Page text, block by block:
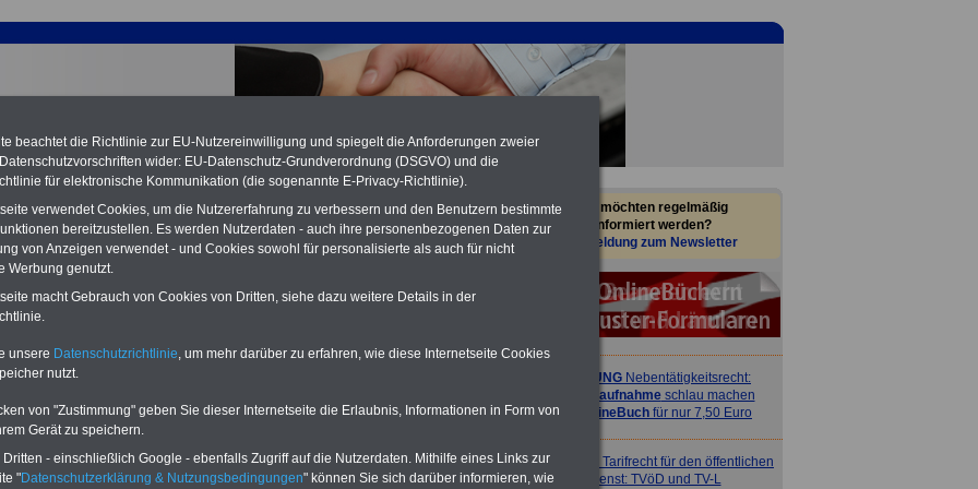
(BAT): § 24 Vorübergehende
einer höherwertigen Tätigkeit
Neu aufgelegt: Oktober 2025
Zum Komplettpreis von nur 15,00
Euro (inkl. MwSt.) bei einer Laufzeit
wichtigen Fragen zum Öffentlichen
Dienst auf dem Laufenden, u.a.
Sie möchten regelmäßig
informiert werden?
Anmeldung zum Newsletter
ACHTUNG Nebentätigkeitsrecht:
vor Jobaufnahmeschlau machen
>>>
OnlineBuch für nur 7,50 Euro
ACHTUNG
Tarifrecht für den öffentlichen
Dienst: TVöD und TV-L
beachtet die Richtlinie zur EU-Nutzereinwilligung und spiegelt die Anforderungen zweier
wider: EU-Datenschutz-Grundverordnung (DSGVO) und die
für elektronische Kommunikation (die sogenannte E-Privacy-Richtlinie).
verwendet Cookies, um die Nutzererfahrung zu verbessern und den Benutzern bestimmte
bereitzustellen. Es werden Nutzerdaten - auch ihre personenbezogenen Daten zur
von Anzeigen verwendet - und Cookies sowohl für personalisierte als auch für nicht
Werbung genutzt.
macht Gebrauch von Cookies von Dritten, siehe dazu weitere Details in der
unsere Datenschutzrichtlinie, um mehr darüber zu erfahren, wie diese Internetseite Cookies
nutzt.
von "Zustimmung" geben Sie dieser Internetseite die Erlaubnis, Informationen in Form von
Gerät zu speichern.
- einschließlich Google - ebenfalls Zugriff auf die Nutzerdaten. Mithilfe eines Links zur
"Datenschutzerklärung & Nutzungsbedingungen" können Sie sich darüber informieren, wie